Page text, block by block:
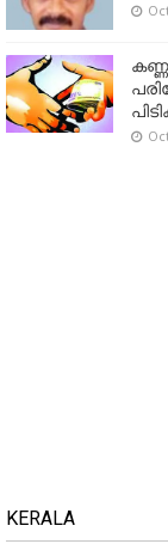
KERALA